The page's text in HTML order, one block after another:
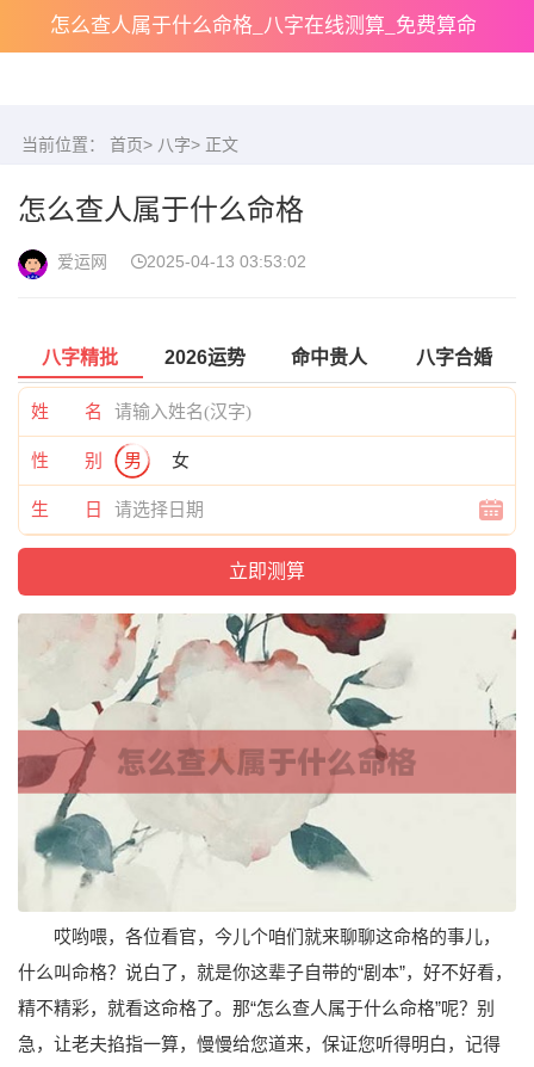
怎么查人属于什么命格_八字在线测算_免费算命
当前位置： 首页> 八字> 正文
怎么查人属于什么命格
爱运网 2025-04-13 03:53:02
八字精批 2026运势 命中贵人 八字合婚
姓 名
性 别 男 女
生 日
哎哟喂，各位看官，今儿个咱们就来聊聊这命格的事儿，
什么叫命格？说白了，就是你这辈子自带的“剧本”，好不好看，
精不精彩，就看这命格了。那“怎么查人属于什么命格”呢？别
急，让老夫掐指一算，慢慢给您道来，保证您听得明白，记得